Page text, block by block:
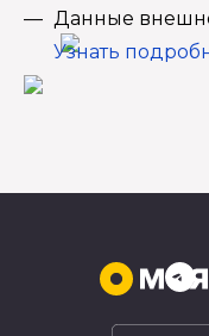
Данные
Узнать